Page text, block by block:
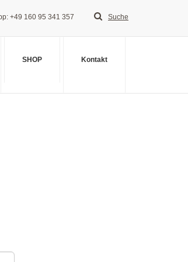
+49 160 95 341 357 Suche
SHOP Kontakt